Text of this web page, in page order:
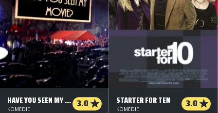
HAVE YOU SEEN MY MOVIE? 3.0
KOMEDIE
STARTER FOR TEN 3.0
KOMEDIE